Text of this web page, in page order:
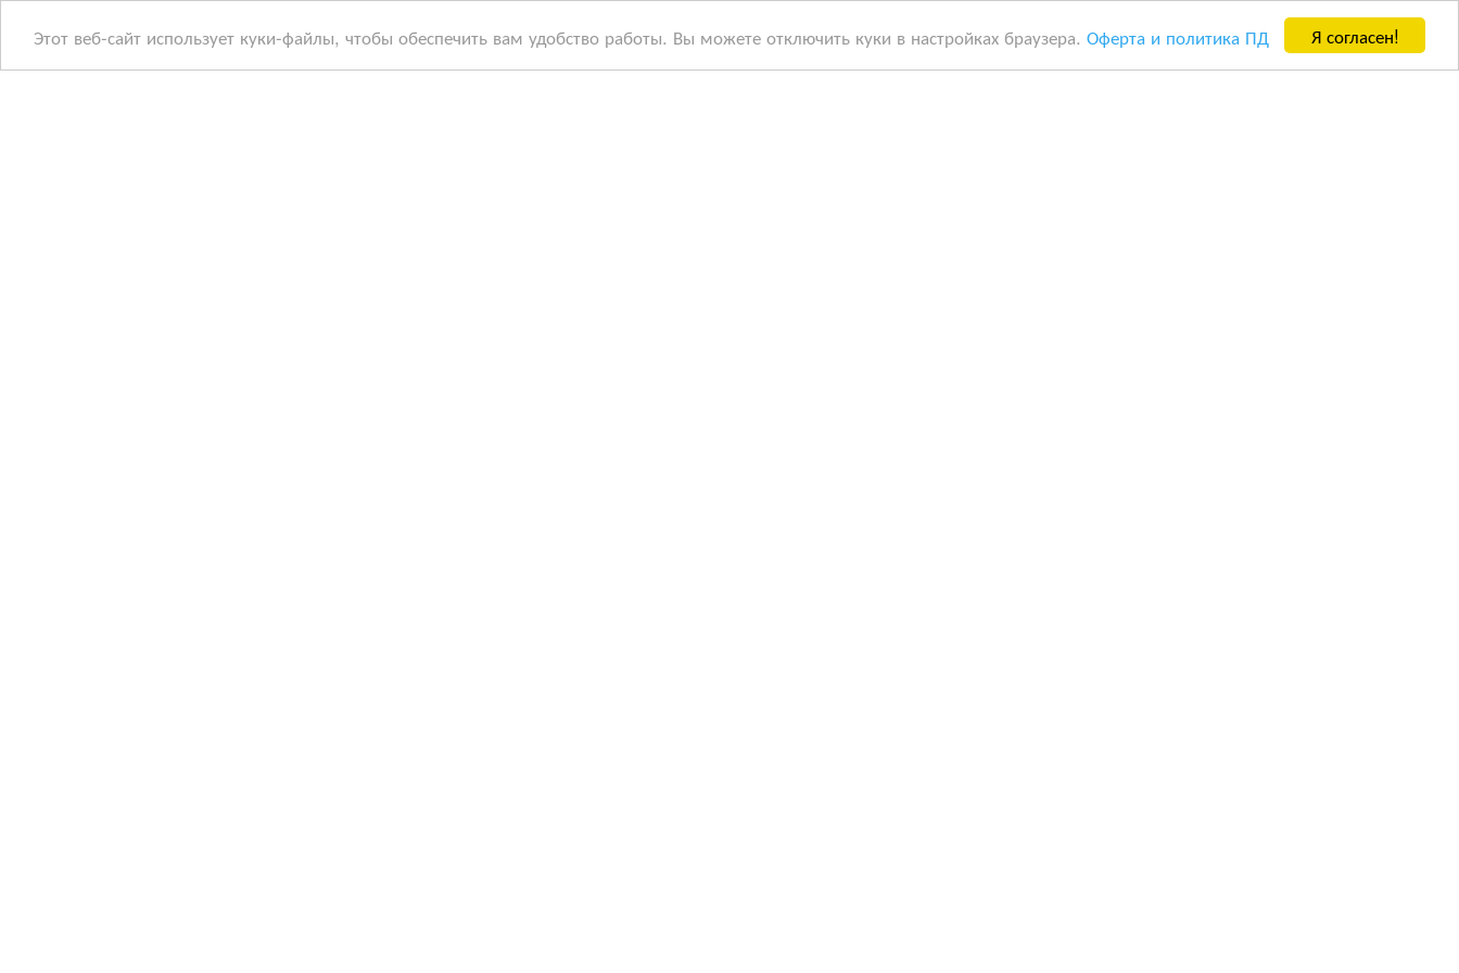
Я согласен!
Этот веб-сайт использует куки-файлы, чтобы обеспечить вам удобство работы. Вы можете отключить куки в настройках браузера. Оферта и политика ПД